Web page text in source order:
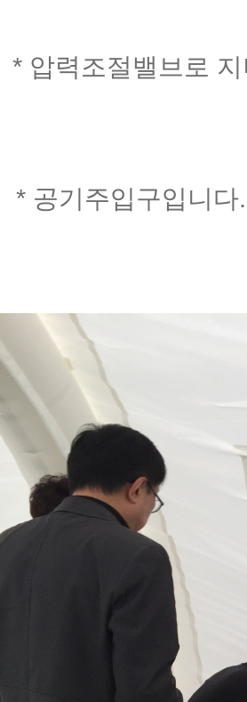
* 압력조절밸브로
* 공기주입구입니